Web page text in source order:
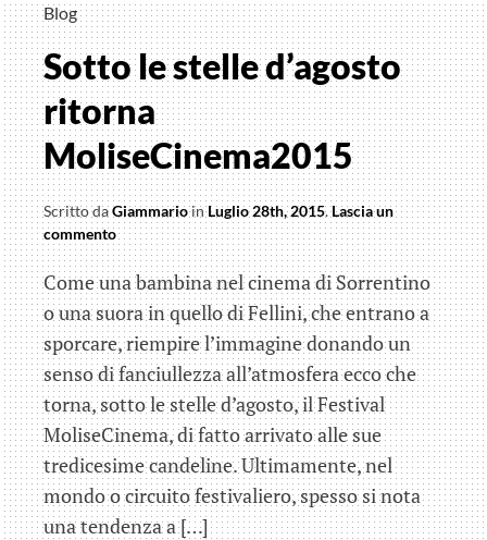
Blog
Sotto le stelle d’agosto
ritorna
MoliseCinema2015
Scritto daGiammarioinLuglio 28th, 2015. Lascia un
commento
Come una bambina nel cinema di Sorrentino
o una suora in quello di Fellini, che entrano a
sporcare, riempire l’immagine donando un
senso di fanciullezza all’atmosfera ecco che
torna, sotto le stelle d’agosto, il Festival
MoliseCinema, di fatto arrivato alle sue
tredicesime candeline. Ultimamente, nel
mondo o circuito festivaliero, spesso si nota
una tendenza a […]